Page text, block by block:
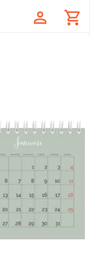
profile shopping_cart